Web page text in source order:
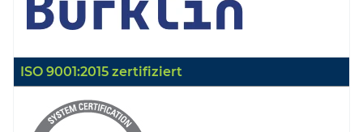
ISO 9001:2015 zertifiziert